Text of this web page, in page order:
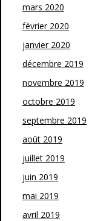
mars 2020
février 2020
janvier 2020
décembre 2019
novembre 2019
octobre 2019
septembre 2019
août 2019
juillet 2019
juin 2019
mai 2019
avril 2019